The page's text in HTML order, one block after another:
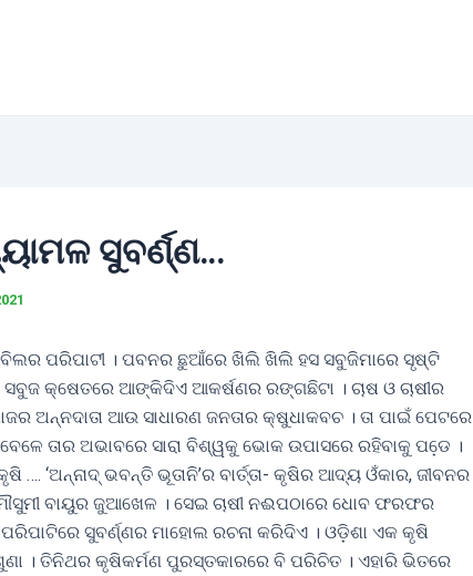
ସୁବର୍ଣ୍ଣ…
ପରିପାଟୀ । ପବନର ଛୁଆଁରେ ଖିଲି ଖିଲି ହସ ସବୁଜିମାରେ ସୃଷ୍ଟି
କ୍ଷେତରେ ଆଙ୍କିଦିଏ ଆକର୍ଷଣର ରଙ୍ଗଛିଟା । ଚାଷ ଓ ଚାଷୀର
ଅନ୍ନଦାତା ଆଉ ସାଧାରଣ ଜନତାର କ୍ଷୁଧାକବଚ । ତା ପାଇଁ ପେଟରେ
ତାର ଅଭାବରେ ସାରା ବିଶ୍ୱକୁ ଭୋକ ଉପାସରେ ରହିବାକୁ ପଡେ଼ ।
…. ‘ଅନ୍ନାଦ୍‌ ଭବନ୍ତି ଭୂତାନି’ର ବାର୍ତ୍ତା- କୃଷିର ଆଦ୍ୟ ଓଁକାର, ଜୀବନର
ବାୟୁର ଜୁଆଖେଳ । ସେଇ ଚାଷୀ ନଈପଠାରେ ଧୋବ ଫରଫର
ସୁବର୍ଣ୍ଣର ମାହୋଲ ରଚନା କରିଦିଏ । ଓଡ଼ିଶା ଏକ କୃଷି
। ତିନିଥର କୃଷିକର୍ମଣ ପୁରସ୍ତକାରରେ ବି ପରିଚିତ । ଏହାରି ଭିତରେ